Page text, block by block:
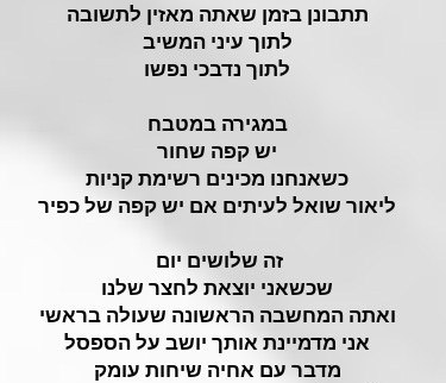
תתבונן בזמן שאתה מאזין לתשובה
לתוך עיני המשיב
לתוך נדבכי נפשו
במגירה במטבח
יש קפה שחור
כשאנחנו מכינים רשימת קניות
ליאור שואל לעיתים אם יש קפה של כפיר
זה שלושים יום
שכשאני יוצאת לחצר שלנו
ואתה המחשבה הראשונה שעולה בראשי
אני מדמיינת אותך יושב על הספסל
מדבר עם אחיה שיחות עומק